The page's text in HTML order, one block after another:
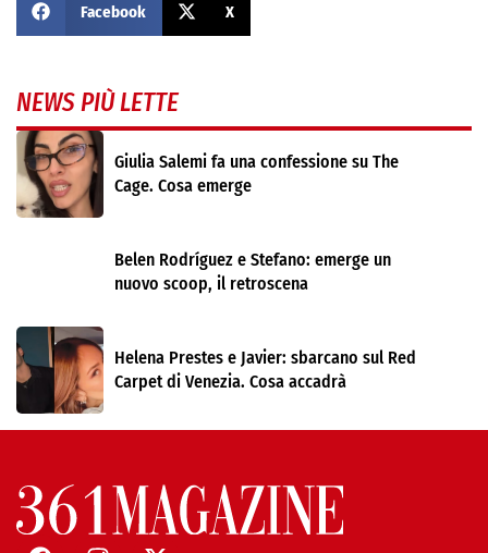
Facebook X
NEWS PIÙ LETTE
Giulia Salemi fa una confessione su The
Cage. Cosa emerge
Belen Rodríguez e Stefano: emerge un
nuovo scoop, il retroscena
Helena Prestes e Javier: sbarcano sul Red
Carpet di Venezia. Cosa accadrà